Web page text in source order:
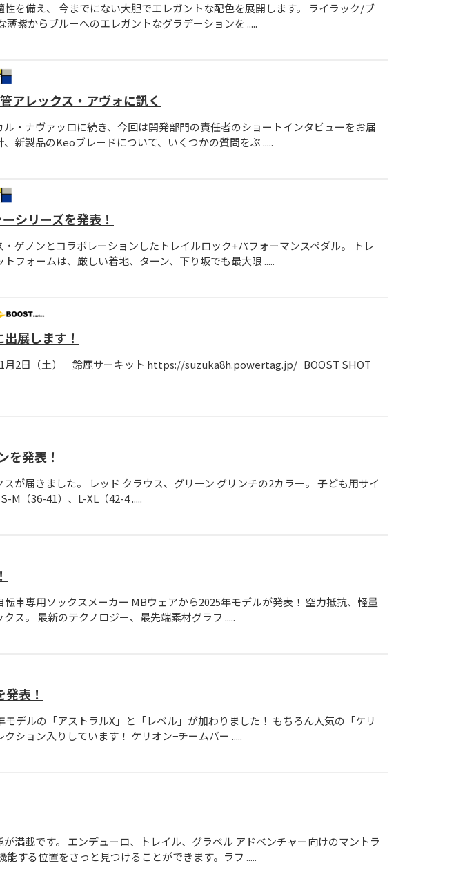
を備え、 今までにない大胆でエレガントな配色を展開します。 ライラック/ブ
紫からブルーへのエレガントなグラデーションを .....
アレックス・アヴォに訊く
・ナヴァッロに続き、今回は開発部門の責任者のショートインタビューをお届
新製品のKeoブレードについて、いくつかの質問をぶ .....
シリーズを発表！
ゲノンとコラボレーションしたトレイルロック+パフォーマンスペダル。 トレ
フォームは、厳しい着地、ターン、下り坂でも最大限 .....
展します！
月2日（土） 鈴鹿サーキット https://suzuka8h.powertag.jp/ BOOST SHOT
発表！
が届きました。 レッド クラウス、グリーン グリンチの2カラー。 子ども用サイ
M（36-41）、L-XL（42-4 .....
車専用ソックスメーカー MBウェアから2025年モデルが発表！ 空力抵抗、軽量
ス。 最新のテクノロジー、最先端素材グラフ .....
表！
デルの「アストラルX」と「レベル」が加わりました！ もちろん人気の「ケリ
ション入りしています！ ケリオン−チームバー .....
満載です。 エンデューロ、トレイル、グラベル アドベンチャー向けのマントラ
する位置をさっと見つけることができます。ラフ .....